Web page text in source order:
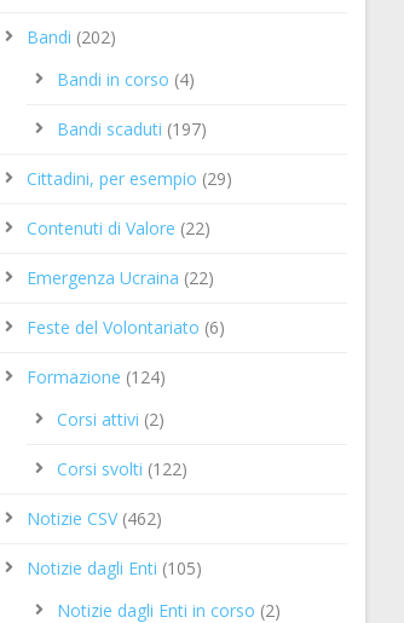
Bandi (202)
Bandi in corso (4)
Bandi scaduti (197)
Cittadini, per esempio (29)
Contenuti di Valore (22)
Emergenza Ucraina (22)
Feste del Volontariato (6)
Formazione (124)
Corsi attivi (2)
Corsi svolti (122)
Notizie CSV(462)
Notizie dagli Enti (105)
Notizie dagli Enti in corso (2)